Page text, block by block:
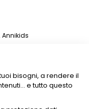
bisogni, a rendere il
e tutto questo
Annikids